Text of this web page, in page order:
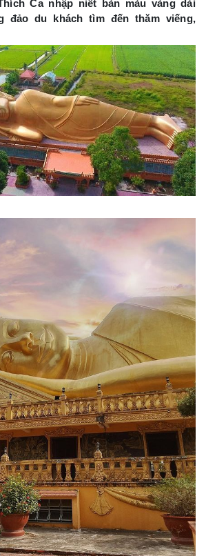
Ca nhập niết bàn màu vàng dài
đảo du khách tìm đến thăm viếng,